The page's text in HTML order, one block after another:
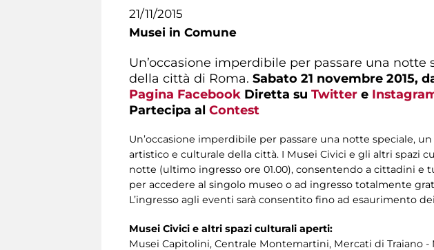
21/11/2015
Musei in Comune
Un’occasione imperdibile per passare una
della città di Roma. Sabato 21 novembre 2015,
Pagina Facebook Diretta su Twitter e
Partecipa al Contest
Un’occasione imperdibile per passare una notte speciale,
artistico e culturale della città. I Musei Civici e gli altri spazi
notte (ultimo ingresso ore 01.00), consentendo a cittadini e
per accedere al singolo museo o ad ingresso totalmente
L’ingresso agli eventi sarà consentito fino ad esaurimento
Musei Civici e altri spazi culturali aperti:
Musei Capitolini, Centrale Montemartini, Mercati di Traiano -